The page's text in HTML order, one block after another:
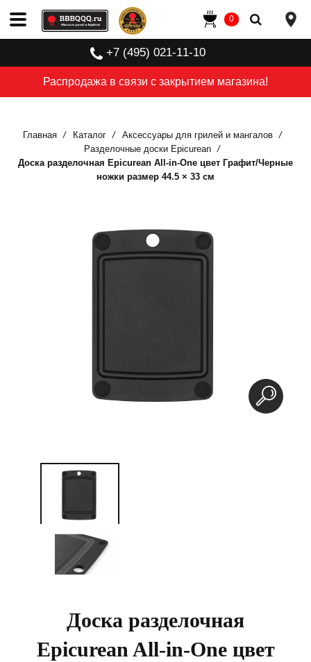
Распродажа в связи с закрытием магазина!
+7 (495) 021-11-10
0
Главная Каталог
Аксессуары для грилей и мангалов
Разделочные доски Epicurean
Доска разделочная Epicurean All-in-One цвет Графит/Черные
ножки размер 44.5 × 33 см
Доска разделочная
Epicurean All-in-One цвет